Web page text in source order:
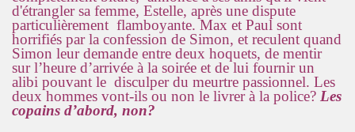
d'étrangler sa femme, Estelle, après une dispute
particulièrement flamboyante. Max et Paul sont
horrifiés par la confession de Simon, et reculent quand
Simon leur demande entre deux hoquets, de mentir
sur l’heure d’arrivée à la soirée et de lui fournir un
alibi pouvant le disculper du meurtre passionnel. Les
deux hommes vont-ils ou non le livrer à la police? Les
copains d’abord, non?